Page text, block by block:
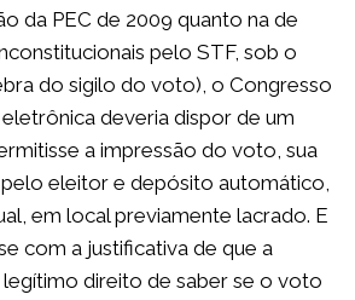
da PEC de 2009 quanto na de
pelo STF, sob o
do sigilo do voto), o Congresso
deveria dispor de um
a impressão do voto, sua
eleitor e depósito automático,
em local previamente lacrado. E
com a justificativa de que a
direito de saber se o voto